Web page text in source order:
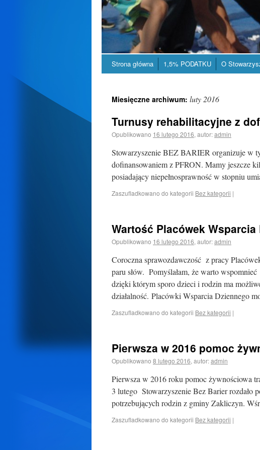
Strona główna 1,5% PODATKU O
Miesięczne archiwum: luty 2016
Turnusy rehabilitacyjne z
Opublikowano 16 lutego 2016, autor:admin
Stowarzyszenie BEZ BARIER organizuje w
dofinansowaniem z PFRON. Mamy jeszcze
posiadający niepełnosprawność w stopniu
Zaszufladkowano do kategorii Bez kategorii |
Wartość Placówek Wsparcia
Opublikowano 16 lutego 2016, autor:admin
Coroczna sprawozdawczość z pracy
paru słów. Pomyślałam, że warto
dzięki którym sporo dzieci i rodzin ma
działalność. Placówki Wsparcia Dziennego
Zaszufladkowano do kategorii Bez kategorii |
Pierwsza w 2016 pomoc
Opublikowano 8 lutego 2016, autor:admin
Pierwsza w 2016 roku pomoc żywnościowa
3 lutego Stowarzyszenie Bez Barier rozdało
potrzebujących rodzin z gminy Zakliczyn.
Zaszufladkowano do kategorii Bez kategorii |